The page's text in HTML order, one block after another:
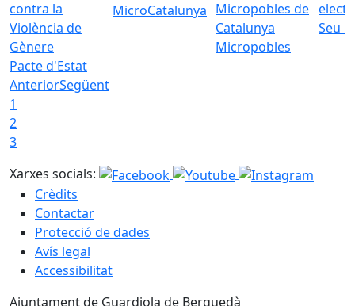
Pacte d'Estat
MicroCatalunya
Micropobles
Seu
AnteriorSegüent
1
2
3
Xarxes socials:
Crèdits
Contactar
Protecció de dades
Avís legal
Accessibilitat
Ajuntament de Guardiola de Berguedà